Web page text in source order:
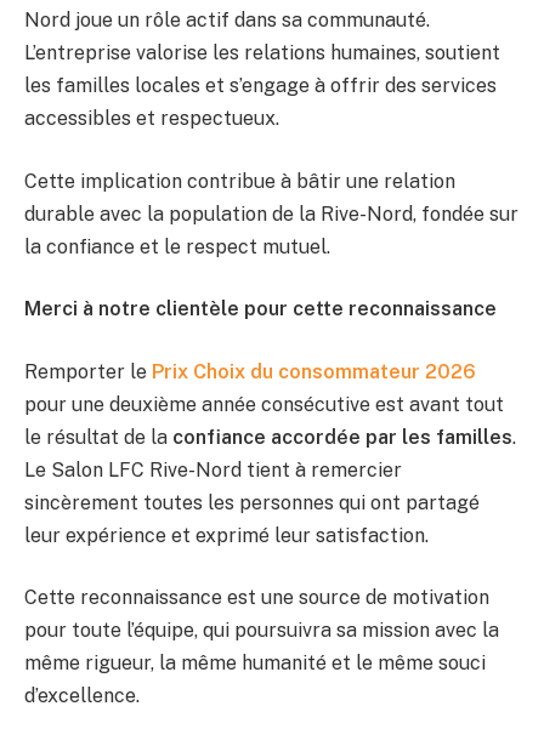
Nord joue un rôle actif dans sa communauté.
L’entreprise valorise les relations humaines, soutient
les familles locales et s’engage à offrir des services
accessibles et respectueux.
Cette implication contribue à bâtir une relation
durable avec la population de la Rive-Nord, fondée sur
la confiance et le respect mutuel.
Merci à notre clientèle pour cette reconnaissance
Remporter le Prix Choix du consommateur 2026
pour une deuxième année consécutive est avant tout
le résultat de la confiance accordée par les familles.
Le Salon LFC Rive-Nord tient à remercier
sincèrement toutes les personnes qui ont partagé
leur expérience et exprimé leur satisfaction.
Cette reconnaissance est une source de motivation
pour toute l’équipe, qui poursuivra sa mission avec la
même rigueur, la même humanité et le même souci
d’excellence.